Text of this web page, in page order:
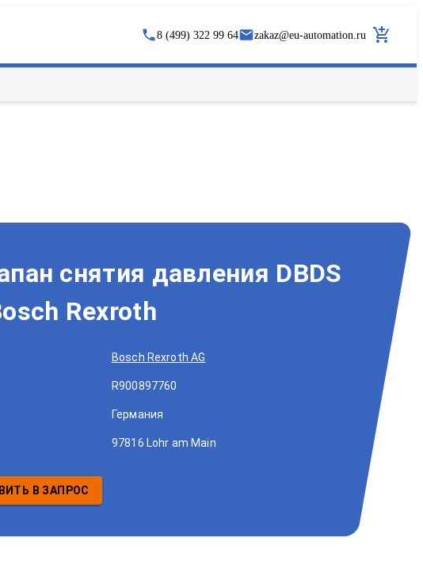
8 (499) 322 99 64 zakaz@eu-automation.ru
снятия давления DBDS
Rexroth
Bosch Rexroth AG
R900897760
Германия
97816 Lohr am Main
В ЗАПРОС